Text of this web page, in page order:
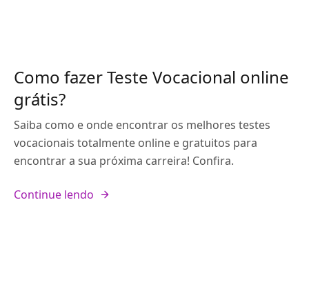
Como fazer Teste Vocacional online
grátis?
Saiba como e onde encontrar os melhores testes
vocacionais totalmente online e gratuitos para
encontrar a sua próxima carreira! Confira.
Continue lendo